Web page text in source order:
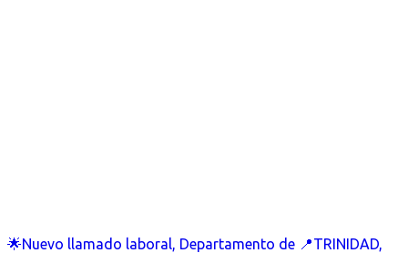
🌟Nuevo llamado laboral, Departamento de 📍TRINIDAD,